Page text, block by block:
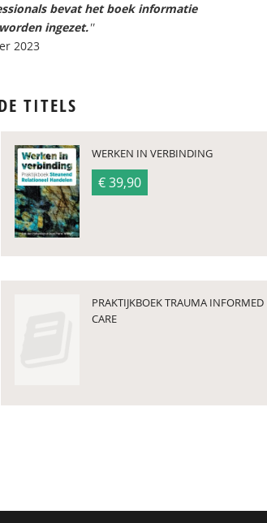
bevat het boek infor­matie
ingezet.''
2023
TITELS
WERKEN IN VERBINDING
€ 39,90
PRAKTIJKBOEK TRAUMA INFORMED
CARE